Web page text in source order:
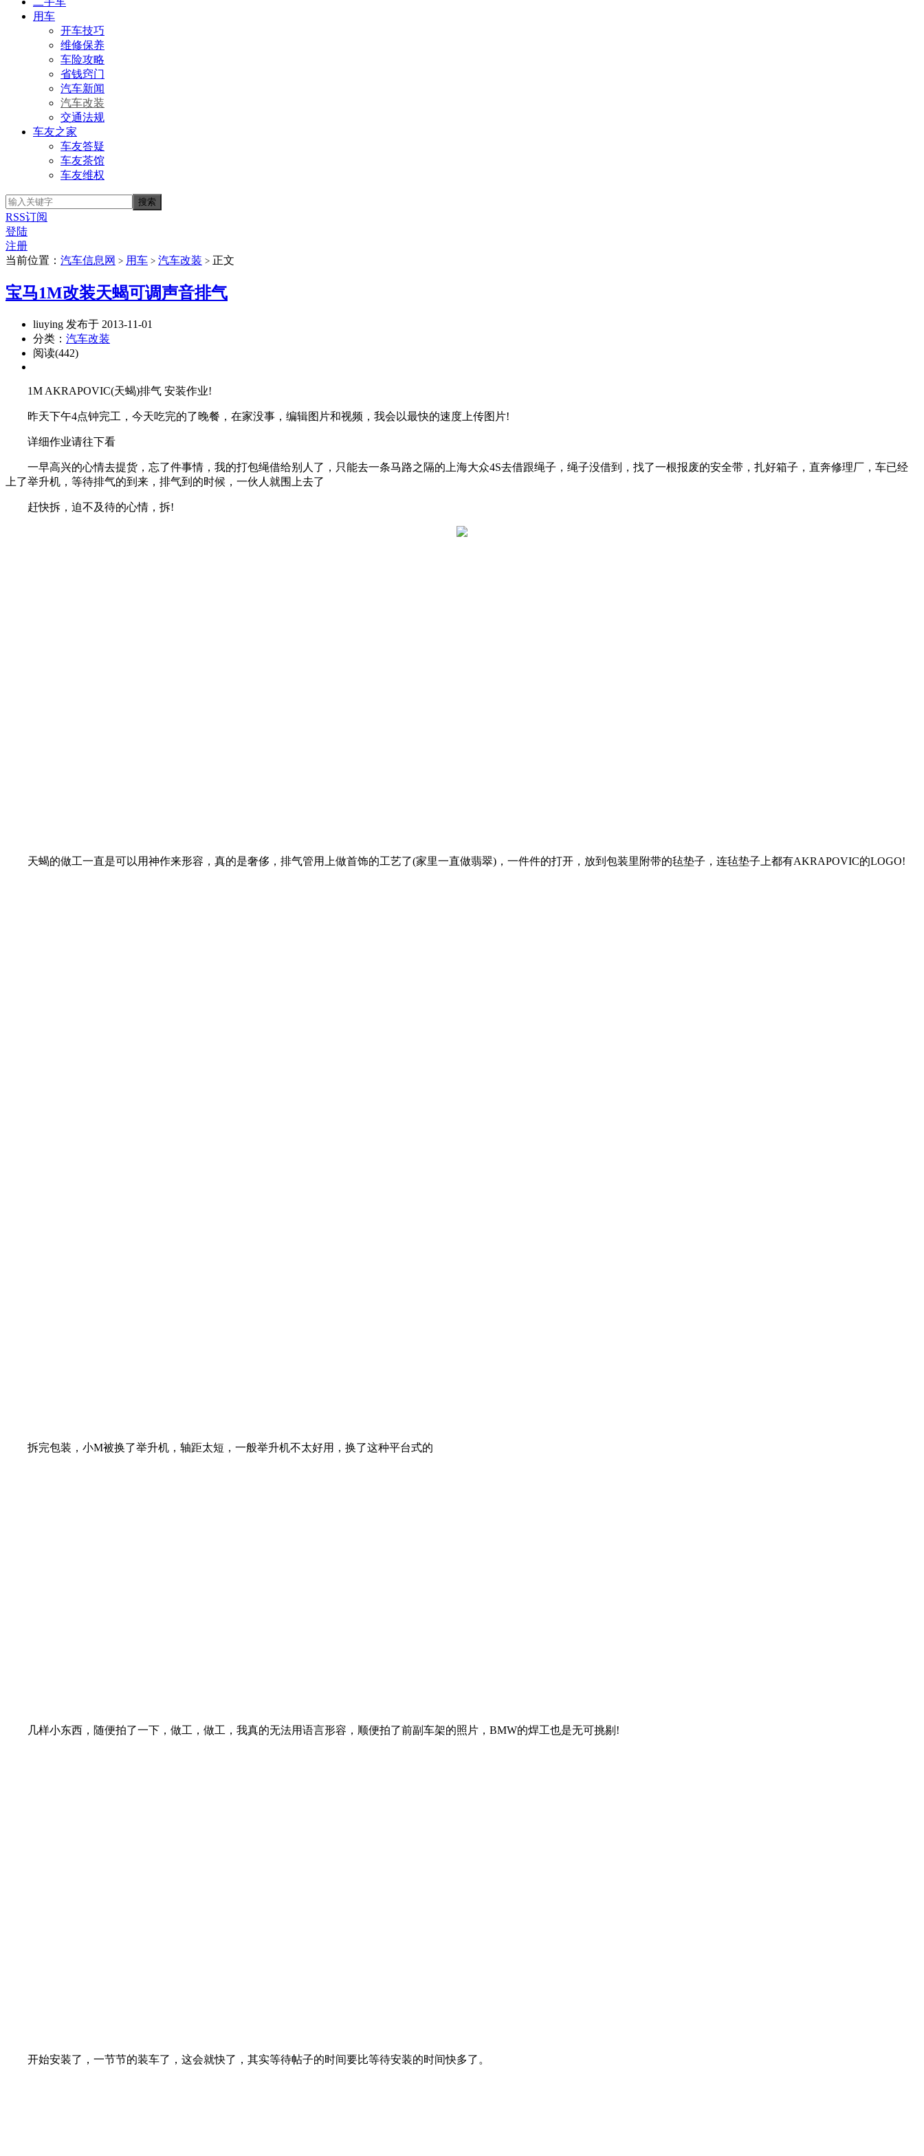
用车
开车技巧
维修保养
车险攻略
省钱窍门
汽车新闻
汽车改装
交通法规
车友之家
车友答疑
车友茶馆
车友维权
RSS订阅
登陆
注册
当前位置： 汽车信息网 > 用车 > 汽车改装 > 正文
宝马1M改装天蝎可调声音排气
liuying 发布于 2013-11-01
分类： 汽车改装
阅读(442)
1M AKRAPOVIC(天蝎)排气 安装作业!
昨天下午4点钟完工，今天吃完的了晚餐，在家没事，编辑图片和视频，我会以最快的速度上传图片!
详细作业请往下看
一早高兴的心情去提货，忘了件事情，我的打包绳借给别人了，只能去一条马路之隔的上海大众4S去借跟绳子，绳子没借到，找了一根报废的安全带，扎好箱子，直奔修理厂，车已经
上了举升机，等待排气的到来，排气到的时候，一伙人就围上去了
赶快拆，迫不及待的心情，拆!
天蝎的做工一直是可以用神作来形容，真的是奢侈，排气管用上做首饰的工艺了(家里一直做翡翠)，一件件的打开，放到包装里附带的毡垫子，连毡垫子上都有AKRAPOVIC的LOGO!
拆完包装，小M被换了举升机，轴距太短，一般举升机不太好用，换了这种平台式的
几样小东西，随便拍了一下，做工，做工，我真的无法用语言形容，顺便拍了前副车架的照片，BMW的焊工也是无可挑剔!
开始安装了，一节节的装车了，这会就快了，其实等待帖子的时间要比等待安装的时间快多了。